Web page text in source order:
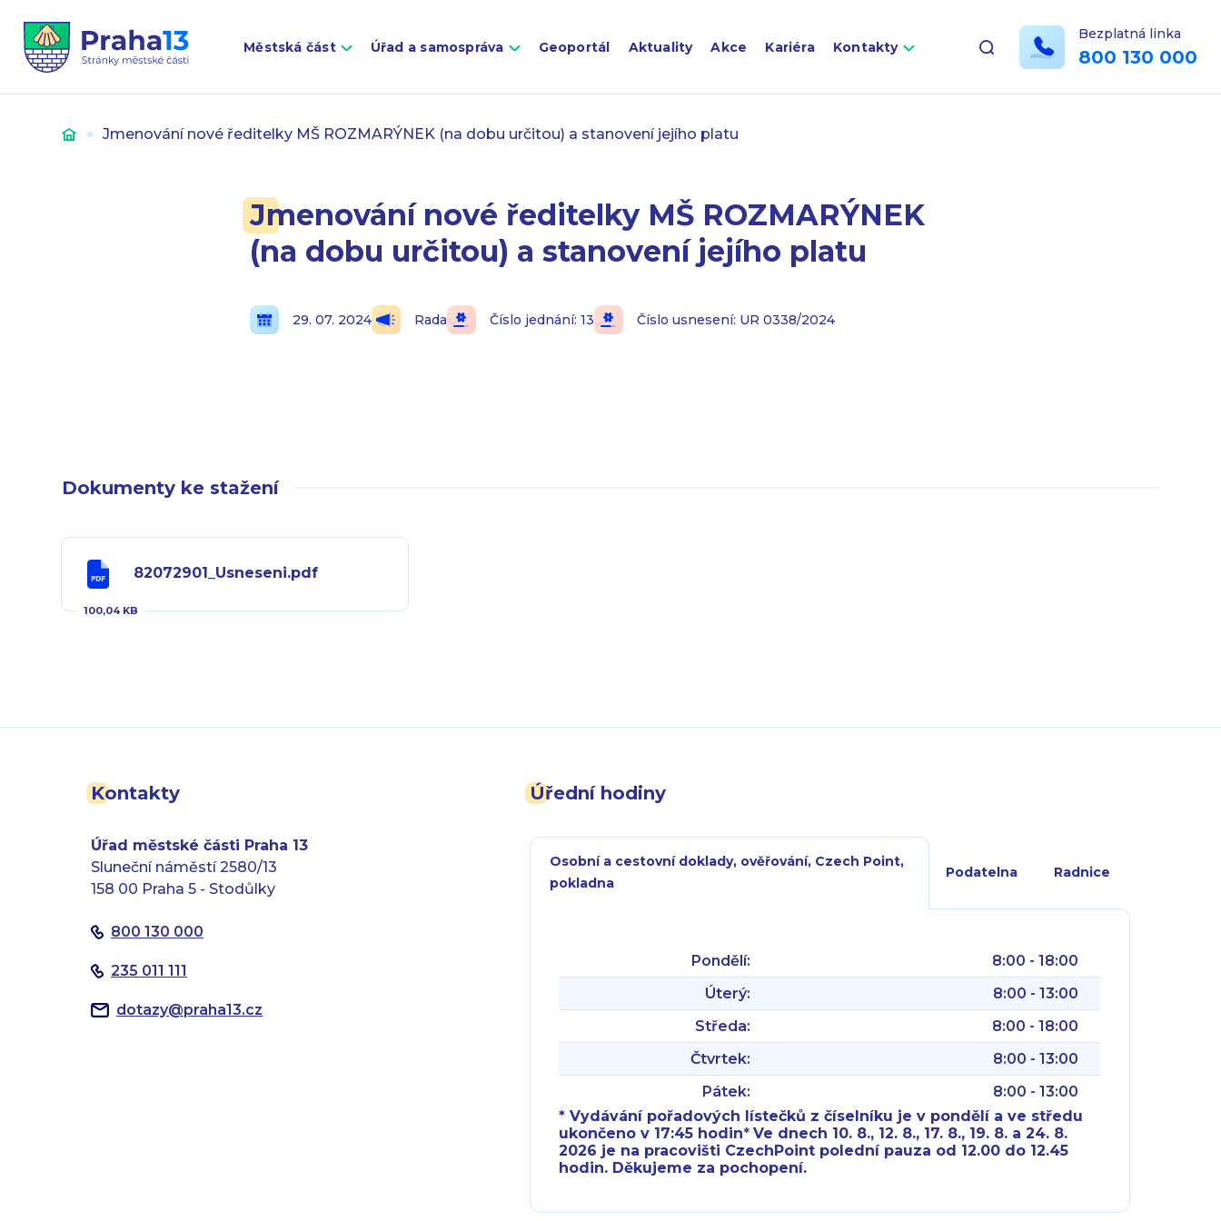
Městská část Úřad a samospráva Geoportál Aktuality Akce Kariéra Kontakty
Bezplatná linka
800 130 000
Úvod Jmenování nové ředitelky MŠ ROZMARÝNEK (na dobu určitou) a stanovení jejího platu
Jmenování nové ředitelky MŠ ROZMARÝNEK
(na dobu určitou) a stanovení jejího platu
29. 07. 2024 Rada Číslo jednání: 13 Číslo usnesení: UR 0338/2024
Dokumenty ke stažení
82072901_Usneseni.pdf
100,04 KB
Kontakty
Úřad městské části Praha 13
Sluneční náměstí 2580/13
158 00 Praha 5 - Stodůlky
800 130 000
235 011 111
dotazy@praha13.cz
Úřední hodiny
Osobní a cestovní doklady, ověřování, Czech Point,
pokladna
Podatelna Radnice
Pondělí:
8:00 - 18:00
Úterý:
8:00 - 13:00
Středa:
8:00 - 18:00
Čtvrtek:
8:00 - 13:00
Pátek:
8:00 - 13:00
* Vydávání pořadových lístečků z číselníku je v pondělí a ve středu
ukončeno v 17:45 hodin*Ve dnech 10. 8., 12. 8., 17. 8., 19. 8. a 24. 8.
2026 je na pracovišti CzechPoint polední pauza od 12.00 do 12.45
hodin. Děkujeme za pochopení.